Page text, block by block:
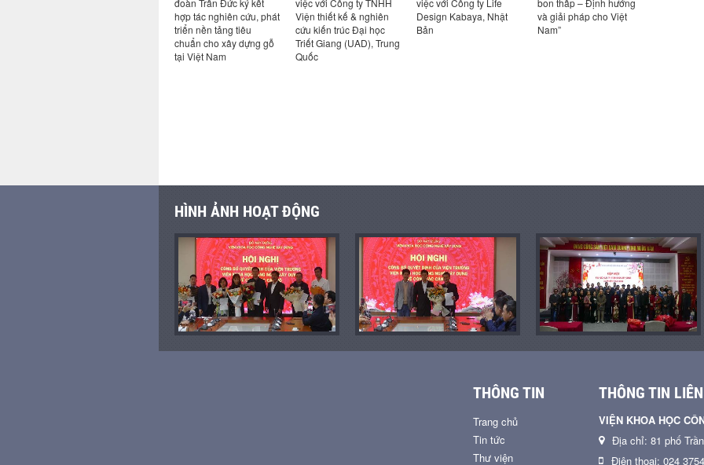
hợp tác nghiên cứu, phát
triển nền tảng tiêu
chuẩn cho xây dựng gỗ
tại Việt Nam
Viện thiết kế & nghiên
cứu kiến trúc Đại học
Triết Giang (UAD), Trung
Quốc
Design Kabaya, Nhật
Bản
và giải pháp cho Việt
Nam”
HÌNH ẢNH HOẠT ĐỘNG
THÔNG TIN
Trang chủ
Tin tức
Thư viện
THÔNG TIN
VIỆN KHOA HỌC
Địa chỉ: 81 phố
Điện thoại: 024